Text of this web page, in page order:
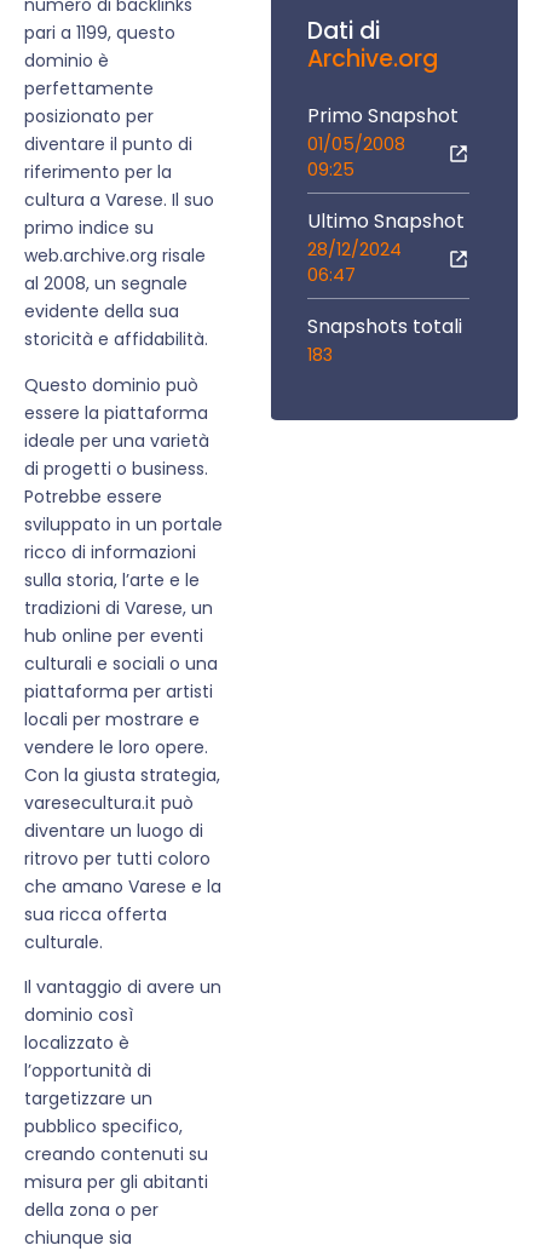
numero di backlinks
pari a 1199, questo
dominio è
perfettamente
posizionato per
diventare il punto di
riferimento per la
cultura a Varese. Il suo
primo indice su
web.archive.org risale
al 2008, un segnale
evidente della sua
storicità e affidabilità.
Questo dominio può
essere la piattaforma
ideale per una varietà
di progetti o business.
Potrebbe essere
sviluppato in un portale
ricco di informazioni
sulla storia, l’arte e le
tradizioni di Varese, un
hub online per eventi
culturali e sociali o una
piattaforma per artisti
locali per mostrare e
vendere le loro opere.
Con la giusta strategia,
varesecultura.it può
diventare un luogo di
ritrovo per tutti coloro
che amano Varese e la
sua ricca offerta
culturale.
Il vantaggio di avere un
dominio così
localizzato è
l’opportunità di
targetizzare un
pubblico specifico,
creando contenuti su
misura per gli abitanti
della zona o per
chiunque sia
Dati di
Archive.org
Primo Snapshot
01/05/2008
09:25
Ultimo Snapshot
28/12/2024
06:47
Snapshots totali
183